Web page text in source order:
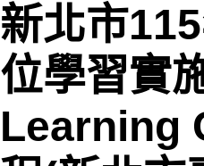
新北市
位學習實
Learning